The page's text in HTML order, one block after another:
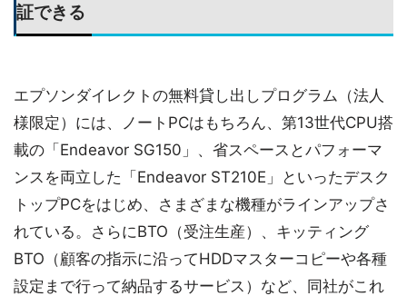
証できる
エプソンダイレクトの無料貸し出しプログラム（法人
様限定）には、ノートPCはもちろん、第13世代CPU搭
載の「Endeavor SG150」、省スペースとパフォーマ
ンスを両立した「Endeavor ST210E」といったデスク
トップPCをはじめ、さまざまな機種がラインアップさ
れている。さらにBTO（受注生産）、キッティング
BTO（顧客の指示に沿ってHDDマスターコピーや各種
設定まで行って納品するサービス）など、同社がこれ